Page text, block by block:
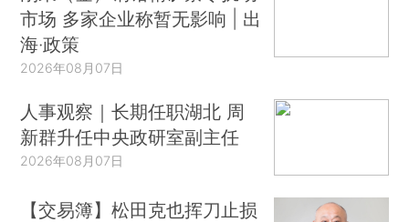
市场 多家企业称暂无影响 | 出
海·政策
2026年08月07日
人事观察｜长期任职湖北 周
新群升任中央政研室副主任
2026年08月07日
【交易簿】松田克也挥刀止损